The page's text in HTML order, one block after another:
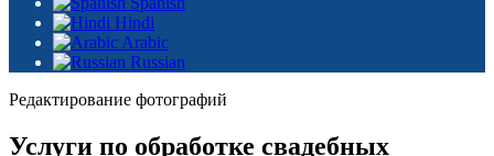
Hindi
Arabic
Russian
Редактирование фотографий
Услуги по обработке свадебных